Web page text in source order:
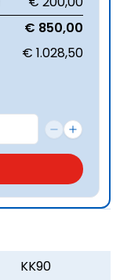
€ 850,00
€ 1.028,50
KK90